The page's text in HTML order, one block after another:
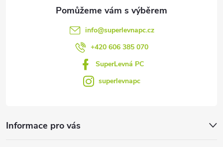
info@superlevnapc.cz
+420 606 385 070
SuperLevná PC
superlevnapc
Informace pro vás